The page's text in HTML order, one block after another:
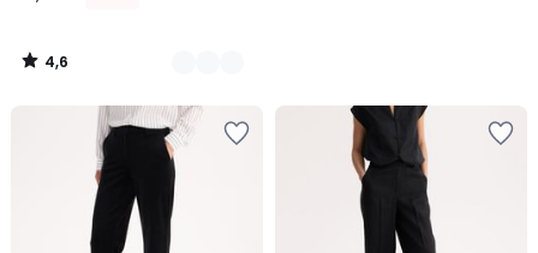
4,6
/